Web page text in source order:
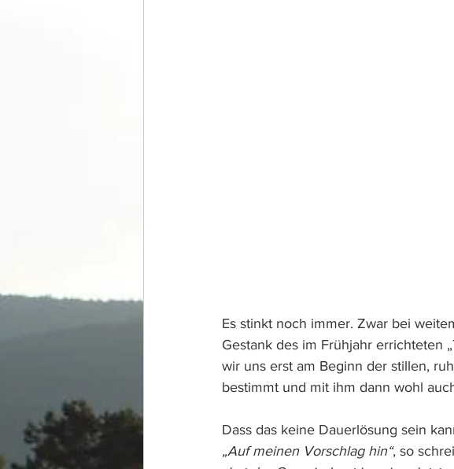
Es stinkt noch immer. Zwar bei
Gestank des im Frühjahr errichteten
wir uns erst am Beginn der stillen,
bestimmt und mit ihm dann wohl
Dass das keine Dauerlösung sein
„Auf meinen Vorschlag hin“, so